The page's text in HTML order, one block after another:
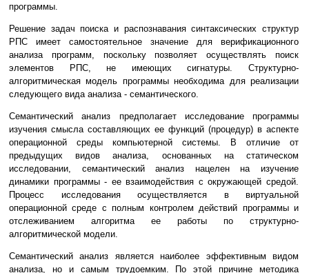
программы.
Решение задач поиска и распознавания синтаксических структур
РПС имеет самостоятельное значение для верификационного
анализа программ, поскольку позволяет осуществлять поиск
элементов РПС, не имеющих сигнатуры. Структурно-
алгоритмическая модель программы необходима для реализации
следующего вида анализа - семантического.
Семантический анализ предполагает исследование программы
изучения смысла составляющих ее функций (процедур) в аспекте
операционной среды компьютерной системы. В отличие от
предыдущих видов анализа, основанных на статическом
исследовании, семантический анализ нацелен на изучение
динамики программы - ее взаимодействия с окружающей средой.
Процесс исследования осуществляется в виртуальной
операционной среде с полным контролем действий программы и
отслеживанием алгоритма ее работы по структурно-
алгоритмической модели.
Семантический анализ является наиболее эффективным видом
анализа, но и самым трудоемким. По этой причине методика